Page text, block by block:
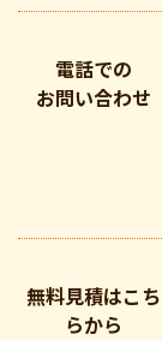
電話での
お問い合わせ
無料見積はこち
らから